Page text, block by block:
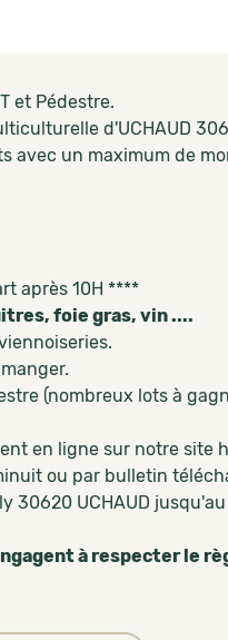
et Pédestre.
d'UCHAUD
avec un maximum de
après 10H ****
foie gras, vin ....
(nombreux lots à
en ligne sur notre
ou par bulletin
30620 UCHAUD
à respecter le